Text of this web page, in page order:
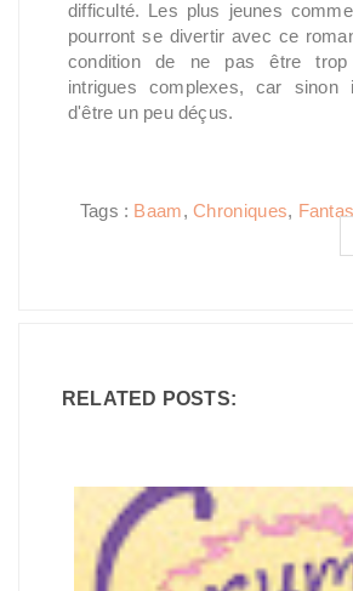
difficulté. Les plus jeunes
pourront se divertir avec ce
condition de ne pas être trop
intrigues complexes, car sinon
d'être un peu déçus.
Tags : Baam,Chroniques,
RELATED POSTS: